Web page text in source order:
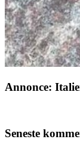
Annonce:
Seneste